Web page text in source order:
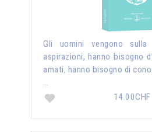
Gli uomini vengono
aspirazioni, hanno bisogno
amati, hanno bisogno di
…
14.00CHF